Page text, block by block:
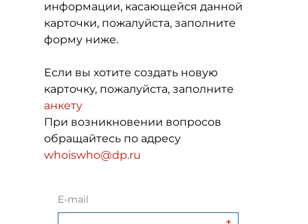
информации, касающейся данной
карточки, пожалуйста, заполните
форму ниже.
Если вы хотите создать новую
карточку, пожалуйста, заполните
анкету
При возникновении вопросов
обращайтесь по адресу
whoiswho@dp.ru
E-mail